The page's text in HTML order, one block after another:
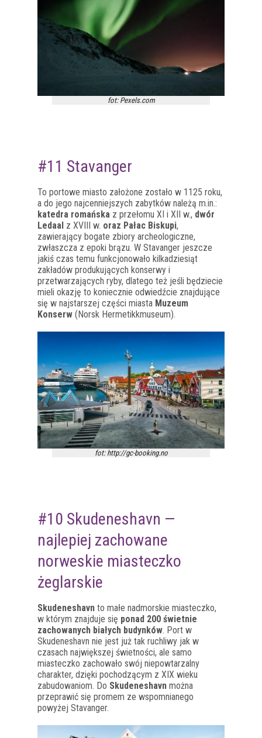
fot: Pexels.com
#11 Stavanger
To portowe miasto założone zostało w 1125 roku,
a do jego najcenniejszych zabytków należą m.in.:
katedra romańska z przełomu XI i XII w., dwór
Ledaal z XVIII w. oraz Pałac Biskupi,
zawierający bogate zbiory archeologiczne,
zwłaszcza z epoki brązu. W Stavanger jeszcze
jakiś czas temu funkcjonowało kilkadziesiąt
zakładów produkujących konserwy i
przetwarzających ryby, dlatego też jeśli będziecie
mieli okazję to koniecznie odwiedźcie znajdujące
się w najstarszej części miasta Muzeum
Konserw (Norsk Hermetikkmuseum).
fot: http://gc-booking.no
#10 Skudeneshavn —
najlepiej zachowane
norweskie miasteczko
żeglarskie
Skudeneshavn to małe nadmorskie miasteczko,
w którym znajduje się ponad 200 świetnie
zachowanych białych budynków. Port w
Skudeneshavn nie jest już tak ruchliwy jak w
czasach największej świetności, ale samo
miasteczko zachowało swój niepowtarzalny
charakter, dzięki pochodzącym z XIX wieku
zabudowaniom. Do Skudeneshavn można
przeprawić się promem ze wspomnianego
powyżej Stavanger.